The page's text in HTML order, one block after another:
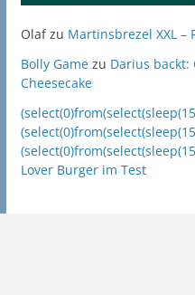
Olafzu Martinsbrezel XXL –
Bolly Gamezu Darius backt:
Cheesecake
Lover Burger im Test